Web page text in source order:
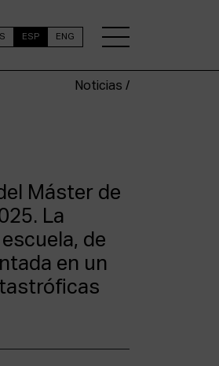
ESP ENG
Noticias /
Máster de
La
de
en un